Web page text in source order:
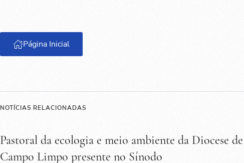
Página Inicial
NOTÍCIAS RELACIONADAS
Pastoral da ecologia e meio ambiente da Diocese de
Campo Limpo presente no Sínodo